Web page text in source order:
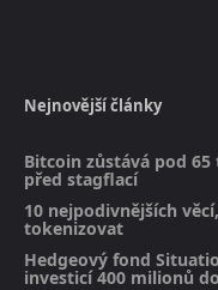
Nejnovější články
Bitcoin zůstává pod
před stagflací
10 nejpodivnějších
tokenizovat
Hedgeový fond
investicí 400 milionů